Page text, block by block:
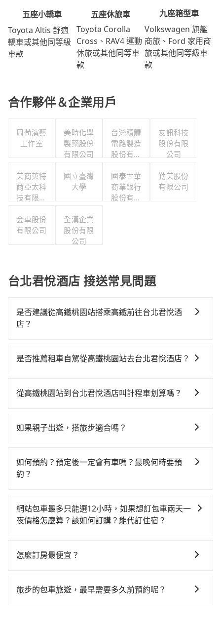
五座小轎車
Toyota Altis 舒適
轎車或其他同等級
車款
五座休旅車
Toyota Corolla
Cross、RAV4 運動
休旅或其他同等車
款
九座箱型車
Volkswagen 旗艦
商旅、Ford 家用商
旅或其他同等級車
款
合作夥伴＆企業用戶
周荀演藝
工作室
美時化學
製藥股份
有限公司
台灣積體
電路製造
股份有限
友訊科技
股份有限
公司
美商英特
爾亞太科
技有限公
國立臺灣
大學
國泰世華
商業銀行
股份有限
勤美股份
有限公司
金車股份
有限公司
全漢企業
股份有限
公司
台北君悅酒店 接送常見問題
是否建議從高鐵桃園站搭乘高鐵前往台北君悅酒
店？
鐵較貴、費時、轉車麻煩！桃園-台北雖然一天最多時有
市中壢區) 出發，步行進入高鐵站約5分鐘，現場買票或
再用15分鐘出站、等待車站前排班的計程車，搭上小黃
鐘，假設5位同行，高鐵加轉乘之平均每人花費為280
元。但如果全程使用tripool並到府專車接送，則每人平
浪費34分鐘在轉乘與等車上，現在還不馬上來預約
tripool！如果你是三人以下要乘車，也可參考tripool的
是否推薦租車自駕從高鐵桃園站去台北君悅酒店？
時不需要閉目養神（因為要自己開車），在北北基桃竹
同）承租小轎車，每公里再額外加收$3.2，從高鐵桃園
外的汽車保險與可能的罰單都需自付。再者，和運的
iRent只提供最基本的車型，如Toyota Yaris、Prius C、
最令人詬病的就是車況，打開車門才發現仍有上一組乘
客遺留的垃圾或者撞凹的車門仍未被修理，每一次租車
時卻偏偏找不到停車位，對於急著用車或者要載其他乘
停靠的地點與你的上下車地點仍有段距離，在遇到下雨
從高鐵桃園站到台北君悅酒店叫計程車划算嗎？
灣大車隊、Uber、Line Taxi、Yoxi等，如果在路邊攔不
看。依照里程跳錶計算，價格約為1,235~1,500元間，但
如改預約tripool可省高達$500。綜合以上，無論在價格
如果親子出遊，搭旅步適合嗎？
椅及兒童用增高墊供您選購(租借300元/個)，讓您和孩子
出遊時安全更有保障。
如何預約？預定後一定會有車嗎？最晚何時要預
約？
務，可直接線上輸入上下車地點或地址，三秒內即可查
到真實價格，照著步驟填寫完乘客資料與線上刷卡，訂
車輛的詳細資料，將於乘車前一晚八點透過SMS和
價，如臨時需要，前一天傍晚五點前仍會收單，最遲如
網站包車最多只能選12小時，如果想訂包車兩天一
夜價格怎麼算？該如何訂購？能代訂住宿？
需要連續兩天的包車服務，可以在官網上分開預定兩天
怎麼訂房最便宜？
OTA (online travel agent) 來完成，除了可以快速依據
旅步的包車旅遊，最早需要多久前預約呢？